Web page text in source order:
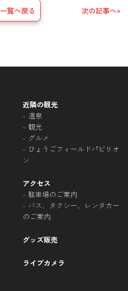
一覧へ戻る 次の記事へ»
近隣の観光
温泉
観光
グルメ
ひょうごフィールドパビリオ
ン
アクセス
駐車場のご案内
バス、タクシー、レンタカー
のご案内
グッズ販売
ライブカメラ